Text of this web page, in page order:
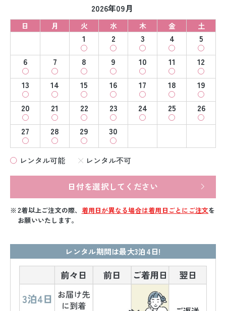
2026年09月
日 月 火 水 木 金 土
1 2 3 4
5
6
7 8 9 10 11
12
13
14 15 16 17 18
19
20
21 22 23 24 25
26
27
28 29 30
レンタル可能 レンタル不可
日付を選択してください
2着以上ご注文の際、 着用日が異なる場合は着用日ごとにご注文を
お願いいたします。
レンタル期間は最大3泊4日!